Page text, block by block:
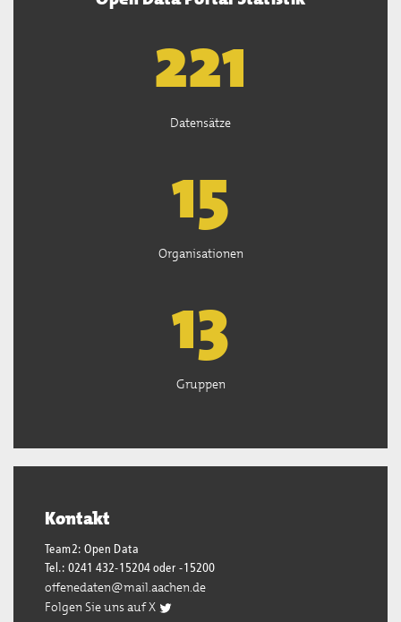
222
Datensätze
15
Organisationen
13
Gruppen
Kontakt
Team2: Open Data
Tel.: 0241 432-15204 oder -15200
offenedaten@mail.aachen.de
Folgen Sie uns auf X